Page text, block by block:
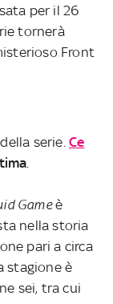
per il 26
tornerà
Front
serie.Ce
Gameè
nella storia
pari a circa
stagione è
sei, tra cui